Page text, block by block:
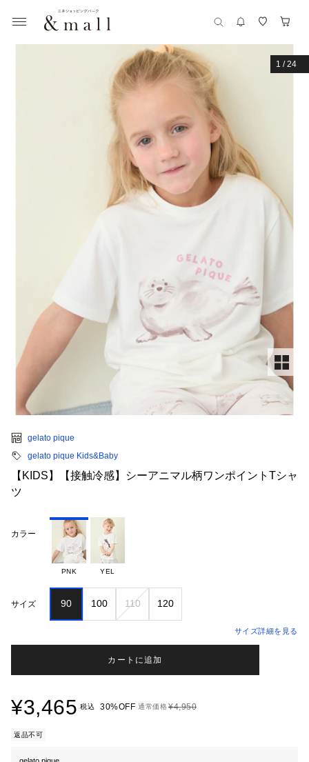
1 /24
gelato pique
gelato pique Kids&Baby
【KIDS】【接触冷感】シーアニマル柄ワンポイントTシャ
ツ
カラー
PNK YEL
サイズ 90 100 110 120
サイズ詳細を見る
カートに追加
¥3,465 税込 30%OFF 通常価格¥4,950
返品不可